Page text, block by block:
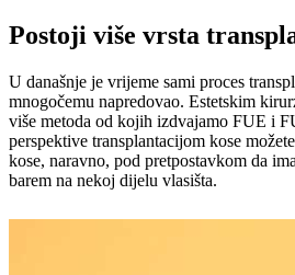
Postoji više vrsta
U današnje je vrijeme sami proces
mnogočemu napredovao. Estetskim
više metoda od kojih izdvajamo FUE i
perspektive transplantacijom kose
kose, naravno, pod pretpostavkom da
barem na nekoj dijelu vlasišta.